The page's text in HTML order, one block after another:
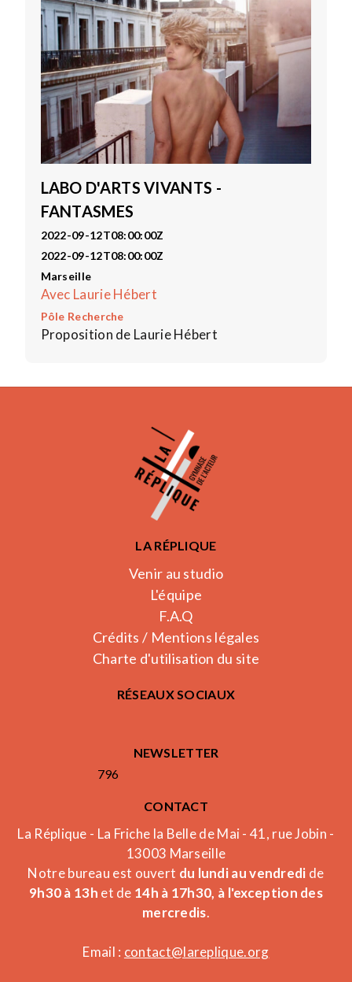
LABO D'ARTS VIVANTS -
FANTASMES
2022-09-12T08:00:00Z
2022-09-12T08:00:00Z
Marseille
Avec Laurie Hébert
Pôle Recherche
Proposition de Laurie Hébert
LA RÉPLIQUE
Venir au studio
L'équipe
F.A.Q
Crédits / Mentions légales
Charte d'utilisation du site
RÉSEAUX SOCIAUX
NEWSLETTER
796
CONTACT
La Réplique - La Friche la Belle de Mai - 41, rue Jobin -
13003 Marseille
Notre bureau est ouvert du lundi au vendredi de
9h30 à 13h et de 14h à 17h30, à l'exception des
mercredis.
Email : contact@lareplique.org